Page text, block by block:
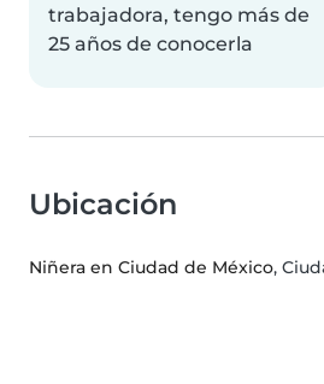
trabajadora, tengo más de
25 años de conocerla
Ubicación
Niñera en Ciudad de México,